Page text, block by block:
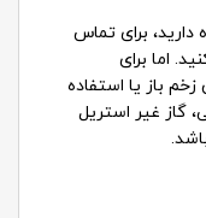
دارید، برای تماس
اما برای
باز یا استفاده
گاز غیر استریل